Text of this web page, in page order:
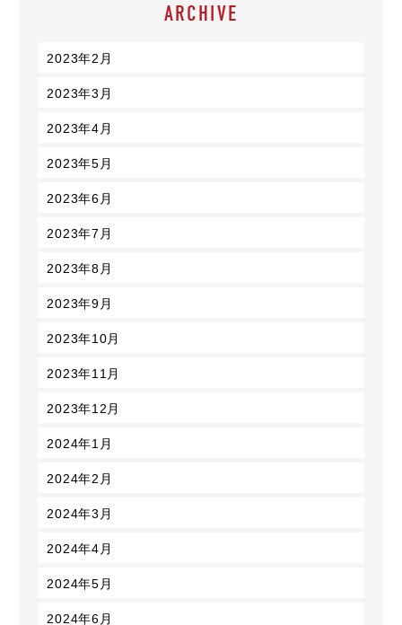
ARCHIVE
2023年2月
2023年3月
2023年4月
2023年5月
2023年6月
2023年7月
2023年8月
2023年9月
2023年10月
2023年11月
2023年12月
2024年1月
2024年2月
2024年3月
2024年4月
2024年5月
2024年6月